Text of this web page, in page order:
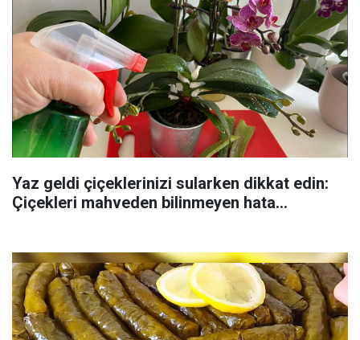
Yaz geldi çiçeklerinizi sularken dikkat edin:
Çiçekleri mahveden bilinmeyen hata...